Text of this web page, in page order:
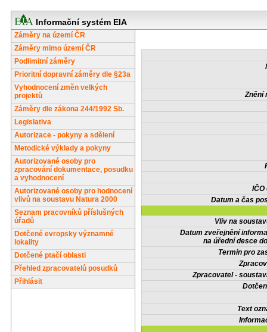
Informační systém EIA
Záměry na území ČR
Záměry mimo území ČR
Podlimitní záměry
Prioritní dopravní záměry dle §23a
Vyhodnocení změn velkých
projektů
Záměry dle zákona 244/1992 Sb.
Legislativa
Autorizace - pokyny a sdělení
Metodické výklady a pokyny
Autorizované osoby pro
zpracování dokumentace, posudku
a vyhodnocení
Autorizované osoby pro hodnocení
vlivů na soustavu Natura 2000
Seznam pracovníků příslušných
úřadů
Dotčené evropsky významné
lokality
Dotčené ptačí oblasti
Přehled zpracovatelů posudků
Přihlásit
Znění
IČO
Datum a čas
Vliv na
Datum zveřejnění
na úřední desce
Termín pro
Zpracovatel -
Text